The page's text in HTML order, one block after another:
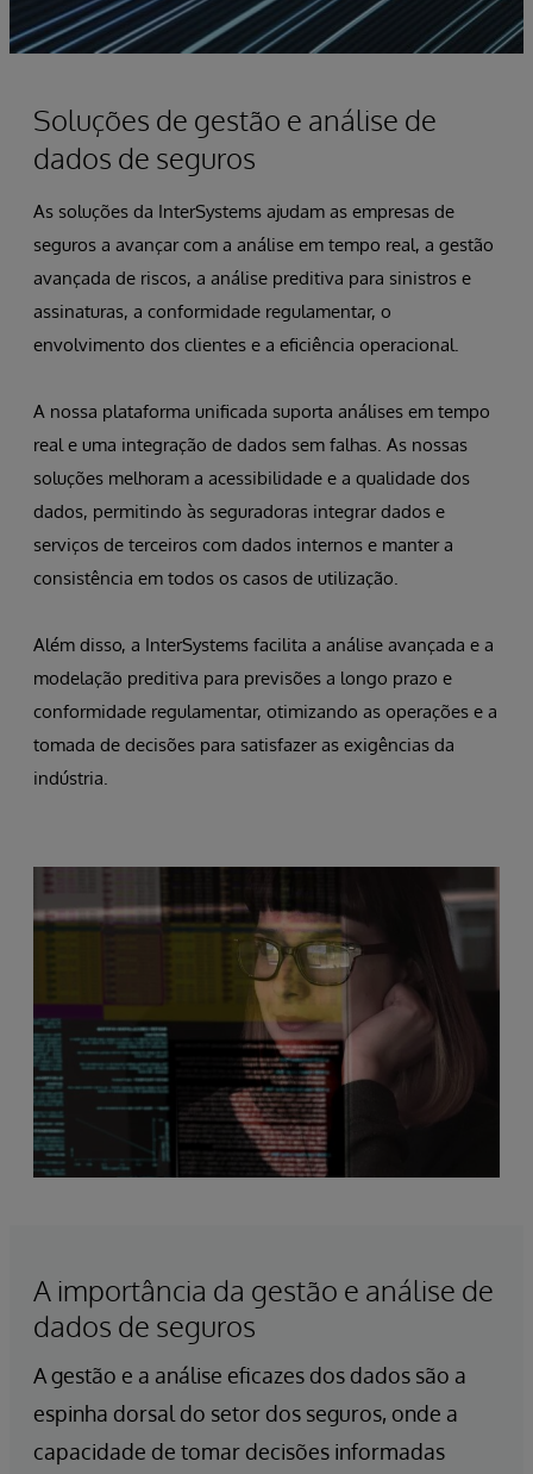
Soluções de gestão e análise de
dados de seguros
As soluções da InterSystems ajudam as empresas de
seguros a avançar com a análise em tempo real, a gestão
avançada de riscos, a análise preditiva para sinistros e
assinaturas, a conformidade regulamentar, o
envolvimento dos clientes e a eficiência operacional.
A nossa plataforma unificada suporta análises em tempo
real e uma integração de dados sem falhas. As nossas
soluções melhoram a acessibilidade e a qualidade dos
dados, permitindo às seguradoras integrar dados e
serviços de terceiros com dados internos e manter a
consistência em todos os casos de utilização.
Além disso, a InterSystems facilita a análise avançada e a
modelação preditiva para previsões a longo prazo e
conformidade regulamentar, otimizando as operações e a
tomada de decisões para satisfazer as exigências da
indústria.
A importância da gestão e análise de
dados de seguros
A gestão e a análise eficazes dos dados são a
espinha dorsal do setor dos seguros, onde a
capacidade de tomar decisões informadas